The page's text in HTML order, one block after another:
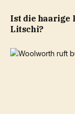
Ist die haarige
Litschi?